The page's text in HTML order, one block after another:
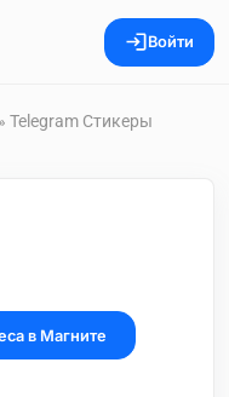
Войти
» Telegram Стикеры
в Магните